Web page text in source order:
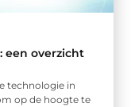
een overzicht
technologie in
op de hoogte te